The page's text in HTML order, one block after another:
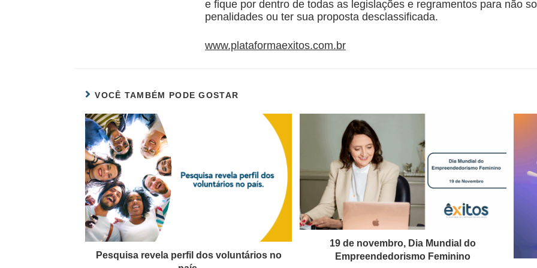
e fique por dentro de todas as legislações e regramentos para não
penalidades ou ter sua proposta desclassificada.
www.plataformaexitos.com.br
VOCÊ TAMBÉM PODE GOSTAR
Pesquisa revela perfil dos voluntários no
19 de novembro, Dia Mundial do
Empreendedorismo Feminino